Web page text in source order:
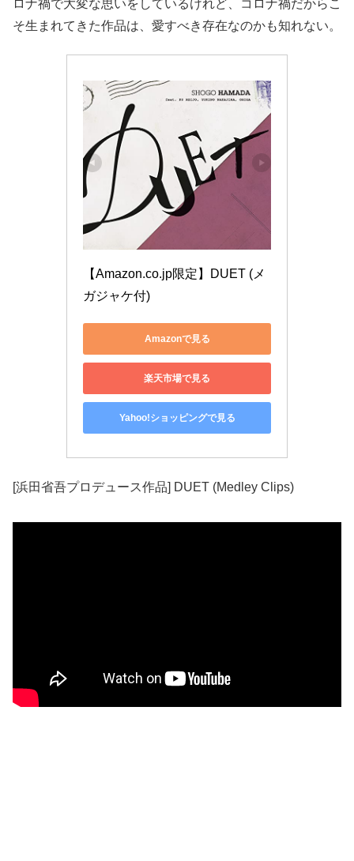
ロナ禍で大変な思いをしているけれど、コロナ禍だからこ
そ生まれてきた作品は、愛すべき存在なのかも知れない。
【Amazon.co.jp限定】DUET (メ
ガジャケ付)
Amazonで見る
楽天市場で見る
Yahoo!ショッピングで見る
[浜田省吾プロデュース作品] DUET (Medley Clips)